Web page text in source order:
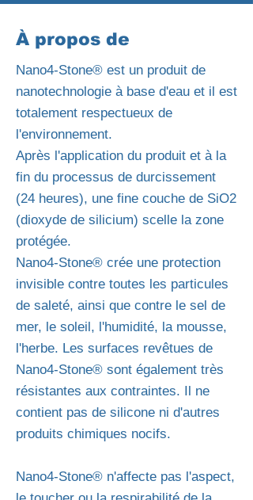
À propos de
Nano4-Stone® est un produit de
nanotechnologie à base d'eau et il est
totalement respectueux de
l'environnement.
Après l'application du produit et à la
fin du processus de durcissement
(24 heures), une fine couche de SiO2
(dioxyde de silicium) scelle la zone
protégée.
Nano4-Stone® crée une protection
invisible contre toutes les particules
de saleté, ainsi que contre le sel de
mer, le soleil, l'humidité, la mousse,
l'herbe. Les surfaces revêtues de
Nano4-Stone® sont également très
résistantes aux contraintes. Il ne
contient pas de silicone ni d'autres
produits chimiques nocifs.
Nano4-Stone® n'affecte pas l'aspect,